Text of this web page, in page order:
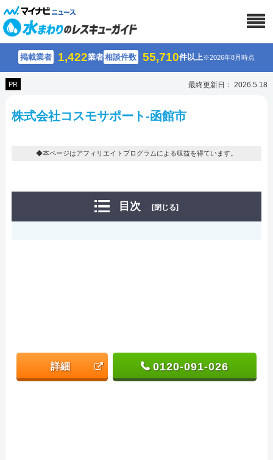
掲載業者 1,422業者相談件数 55,710件以上※2026年8月時点
PR 最終更新日： 2026.5.18
株式会社コスモサポート-函館市
◆本ページはアフィリエイトプログラムによる収益を得ています。
目次 [閉じる]
詳細 0120-091-026